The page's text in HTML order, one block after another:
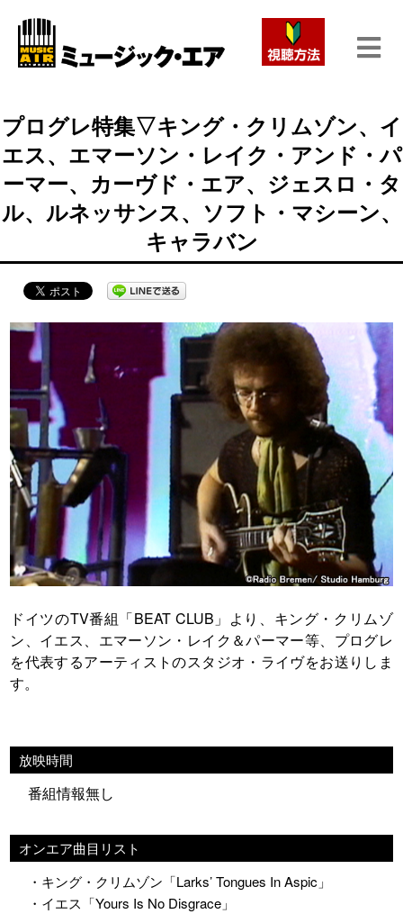
プログレ特集▽キング・クリムゾン、イ
エス、エマーソン・レイク・アンド・パ
ーマー、カーヴド・エア、ジェスロ・タ
ル、ルネッサンス、ソフト・マシーン、
キャラバン
ドイツのTV番組「BEAT CLUB」より、キング・クリムゾ
ン、イエス、エマーソン・レイク＆パーマー等、プログレ
を代表するアーティストのスタジオ・ライヴをお送りしま
す。
放映時間
番組情報無し
オンエア曲目リスト
・キング・クリムゾン「Larks’ Tongues In Aspic」
・イエス「Yours Is No Disgrace」